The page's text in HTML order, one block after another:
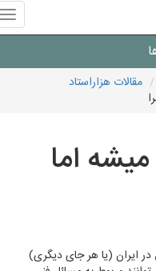
مقالات هزاراستاد
اما
ایران (یا هر جای دیگری)